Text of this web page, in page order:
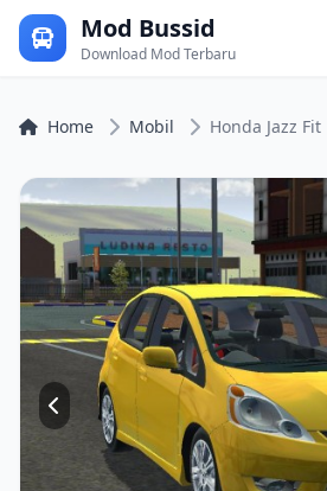
Mod Bussid
Download Mod Terbaru
Home Mobil Honda Jazz Fit